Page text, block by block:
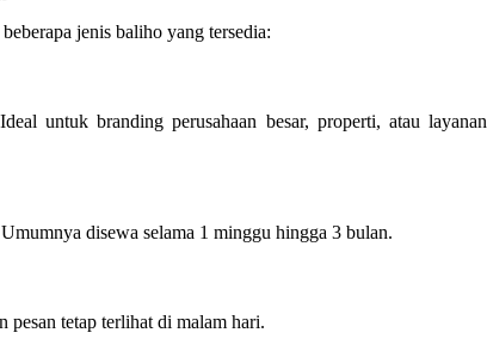
jenis baliho yang tersedia:
untuk branding perusahaan besar, properti, atau layanan
disewa selama 1 minggu hingga 3 bulan.
pesan tetap terlihat di malam hari.